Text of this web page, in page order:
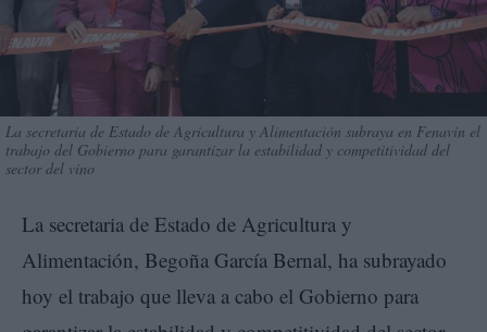
La secretaria de Estado de Agricultura y Alimentación subraya en Fenavin el
trabajo del Gobierno para garantizar la estabilidad y competitividad del
sector del vino
La secretaria de Estado de Agricultura y
Alimentación, Begoña García Bernal, ha subrayado
hoy el trabajo que lleva a cabo el Gobierno para